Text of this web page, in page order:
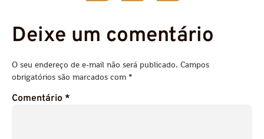
Deixe um comentário
O seu endereço de e-mail não será publicado. Campos
obrigatórios são marcados com *
Comentário *